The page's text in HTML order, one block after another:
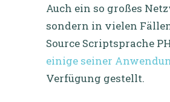
Auch ein so großes
sondern in vielen
Source Scriptsprache
einige seiner
Verfügung gestellt.